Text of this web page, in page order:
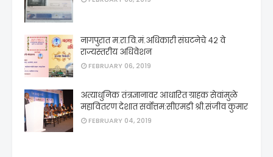
नागपुरात म.रा.वि.मं.अधिकारी संघटनेचे ४२ वे
राज्यस्तरीय अधिवेशन
FEBRUARY 06, 2019
अत्याधुनिक तंत्रज्ञानावर आधारित ग्राहक सेवांमुळे
महावितरण देशात सर्वोत्तम:सीएमडी श्री.संजीव कुमार
FEBRUARY 04, 2019